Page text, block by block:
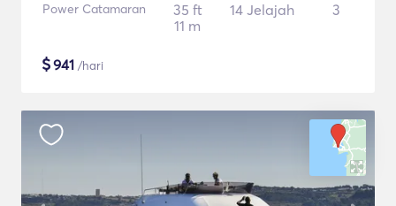
Power Catamaran
35 ft
11 m
14 Jelajah 3
$941 /hari